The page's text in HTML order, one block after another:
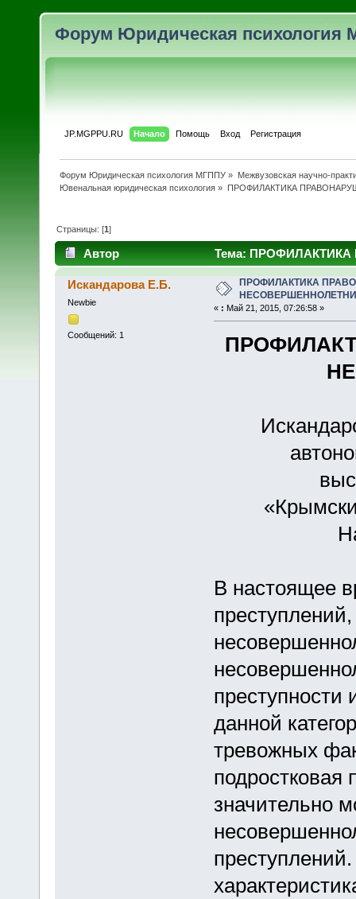
Форум Юридическая психология
JP.MGPPU.RU Начало Помощь Вход Регистрация
Форум Юридическая психология МГППУ » Межвузовская научно-
Ювенальная юридическая психология » ПРОФИЛАКТИКА
Страницы: [1]
Автор
Тема:
(Прочитано 7585 раз)
Искандарова Е.Б.
Newbie
Сообщений: 1
ПРОФИЛАКТИКА
« : Май 21, 2015, 07:26:58 »
В настоящее
данной
тревожных
подростковая
значительно